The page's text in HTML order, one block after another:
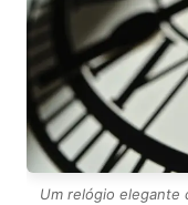
Um relógio elegante